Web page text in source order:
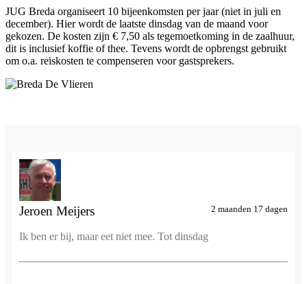
JUG Breda organiseert 10 bijeenkomsten per jaar (niet in juli en
december). Hier wordt de laatste dinsdag van de maand voor
gekozen. De kosten zijn € 7,50 als tegemoetkoming in de zaalhuur,
dit is inclusief koffie of thee. Tevens wordt de opbrengst gebruikt
om o.a. reiskosten te compenseren voor gastsprekers.
Jeroen Meijers 2 maanden 17 dagen
Ik ben er bij, maar eet niet mee. Tot dinsdag